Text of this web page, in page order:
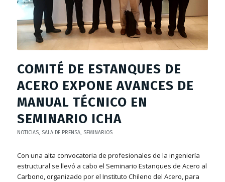
COMITÉ DE ESTANQUES DE
ACERO EXPONE AVANCES DE
MANUAL TÉCNICO EN
SEMINARIO ICHA
NOTICIAS, SALA DE PRENSA, SEMINARIOS
Con una alta convocatoria de profesionales de la ingeniería
estructural se llevó a cabo el Seminario Estanques de Acero al
Carbono, organizado por el Instituto Chileno del Acero, para